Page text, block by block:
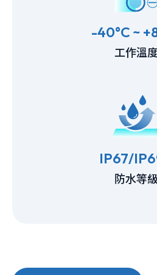
-40°C ~
工作溫
IP67/
防水等級